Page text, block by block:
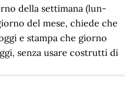
della settimana (lun-
del mese, chiede che
e stampa che giorno
senza usare costrutti di